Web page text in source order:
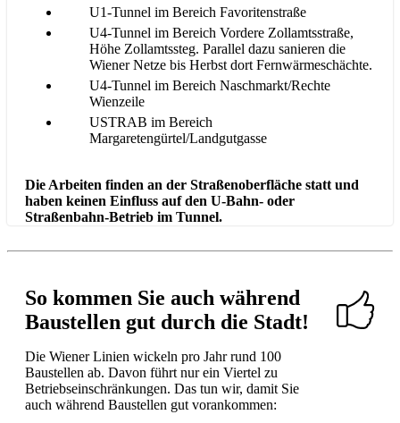
U1-Tunnel im Bereich Favoritenstraße
U4-Tunnel im Bereich Vordere Zollamtsstraße,
Höhe Zollamtssteg. Parallel dazu sanieren die
Wiener Netze bis Herbst dort Fernwärmeschächte.
U4-Tunnel im Bereich Naschmarkt/Rechte
Wienzeile
USTRAB im Bereich
Margaretengürtel/Landgutgasse
Die Arbeiten finden an der Straßenoberfläche statt und
haben keinen Einfluss auf den U-Bahn- oder
Straßenbahn-Betrieb im Tunnel.
So kommen Sie auch während
Baustellen gut durch die Stadt!
Die Wiener Linien wickeln pro Jahr rund 100
Baustellen ab. Davon führt nur ein Viertel zu
Betriebseinschränkungen. Das tun wir, damit Sie
auch während Baustellen gut vorankommen: